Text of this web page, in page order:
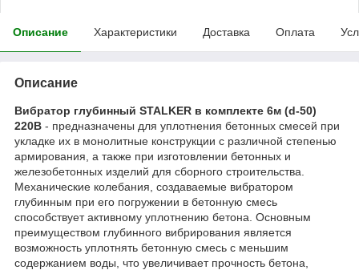
Описание Характеристики Доставка Оплата
Описание
Вибратор глубинный STALKER в комплекте 6м (d-50)
220В - предназначены для уплотнения бетонных смесей при
укладке их в монолитные конструкции с различной степенью
армирования, а также при изготовлении бетонных и
железобетонных изделий для сборного строительства.
Механические колебания, создаваемые вибратором
глубинным при его погружении в бетонную смесь
способствует активному уплотнению бетона. Основным
преимуществом глубинного вибрирования является
возможность уплотнять бетонную смесь с меньшим
содержанием воды, что увеличивает прочность бетона,